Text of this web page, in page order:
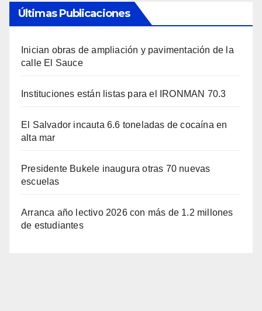
Últimas Publicaciones
Inician obras de ampliación y pavimentación de la
calle El Sauce
Instituciones están listas para el IRONMAN 70.3
El Salvador incauta 6.6 toneladas de cocaína en
alta mar
Presidente Bukele inaugura otras 70 nuevas
escuelas
Arranca año lectivo 2026 con más de 1.2 millones
de estudiantes